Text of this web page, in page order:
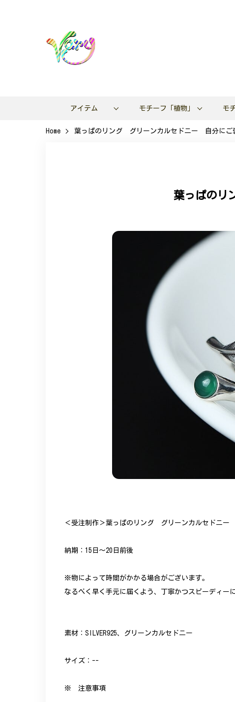
アイテム モチーフ「植物」 モ
Home 葉っぱのリング グリーンカルセドニー 自分に
葉っぱの
＜受注制作＞葉っぱのリング グリーンカルセドニ
納期：15日～20日前後
※物によって時間がかかる場合がございます。
なるべく早く手元に届くよう、丁寧かつスピーディー
素材：SILVER925、グリーンカルセドニー
サイズ：--
※ 注意事項